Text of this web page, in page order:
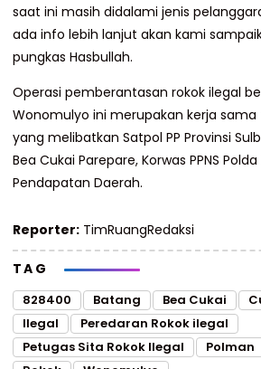
saat ini masih didalami jenis
ada info lebih lanjut akan kami
pungkas Hasbullah.
Operasi pemberantasan rokok ilegal
Wonomulyo ini merupakan kerja
yang melibatkan Satpol PP Provinsi
Bea Cukai Parepare, Korwas PPNS
Pendapatan Daerah.
Reporter: TimRuangRedaksi
TAG
828400 Batang Bea Cukai
Ilegal
Peredaran Rokok ilegal
Petugas Sita Rokok Ilegal
Polman